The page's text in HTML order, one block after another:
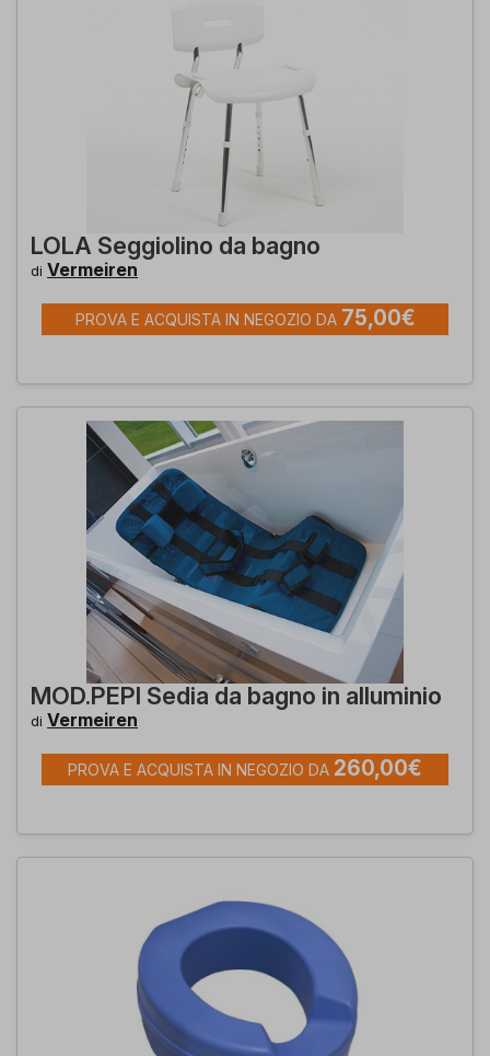
LOLA Seggiolino da bagno
di Vermeiren
PROVA E ACQUISTA IN NEGOZIO DA 75,00€
MOD.PEPI Sedia da bagno in alluminio
di Vermeiren
PROVA E ACQUISTA IN NEGOZIO DA 260,00€